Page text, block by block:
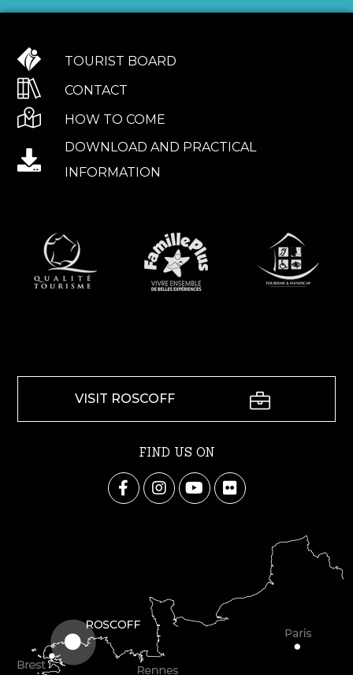
TOURIST BOARD
CONTACT
HOW TO COME
DOWNLOAD AND PRACTICAL
INFORMATION
VISIT ROSCOFF
FIND US ON